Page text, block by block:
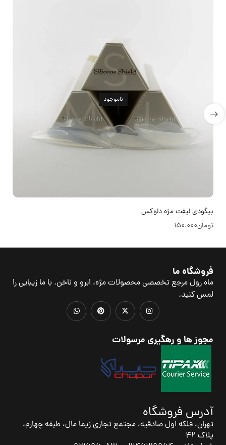
ناموجود
بیگودی لیفت مژه دلوکس
تومان150.000
فروشگاه ما
ماه رول مرجع تخصصی محصولات مژه، ابرو و ناخن. با ما زیبایی را
لمس کنید.
مجوز ها و رهگیری مرسولات
آدرس فروشگاه
تهران، فلکه اول صادقیه، مجتمع تجاری زیما مال، طبقه چهارم،
پلاک 42